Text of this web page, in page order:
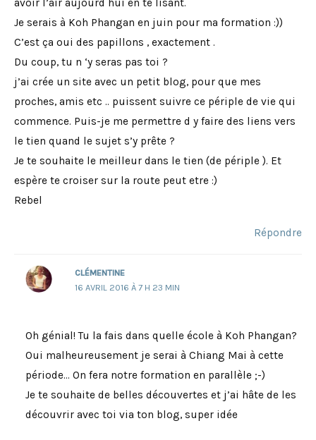
Je serais à Koh Phangan en juin pour ma formation :))
C’est ça oui des papillons , exactement .
Du coup, tu n ‘y seras pas toi ?
j’ai crée un site avec un petit blog, pour que mes
proches, amis etc .. puissent suivre ce périple de vie qui
commence. Puis-je me permettre d y faire des liens vers
le tien quand le sujet s’y prête ?
Je te souhaite le meilleur dans le tien (de périple ). Et
espère te croiser sur la route peut etre :)
Rebel
Répondre
CLÉMENTINE
16 AVRIL 2016 À 7 H 23 MIN
Oh génial! Tu la fais dans quelle école à Koh Phangan?
Oui malheureusement je serai à Chiang Mai à cette
période… On fera notre formation en parallèle ;-)
Je te souhaite de belles découvertes et j’ai hâte de les
découvrir avec toi via ton blog, super idée